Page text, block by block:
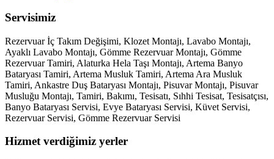
Servisimiz
Rezervuar İç Takım Değişimi, Klozet Montajı, Lavabo Montajı,
Ayaklı Lavabo Montajı, Gömme Rezervuar Montajı, Gömme
Rezervuar Tamiri, Alaturka Hela Taşı Montajı, Artema Banyo
Bataryası Tamiri, Artema Musluk Tamiri, Artema Ara Musluk
Tamiri, Ankastre Duş Bataryası Montajı, Pisuvar Montajı, Pisuvar
Musluğu Montajı, Tamiri, Bakımı, Tesisatı, Sıhhi Tesisat, Tesisatçısı,
Banyo Bataryası Servisi, Evye Bataryası Servisi, Küvet Servisi,
Rezervuar Servisi, Gömme Rezervuar Servisi
Hizmet verdiğimiz yerler